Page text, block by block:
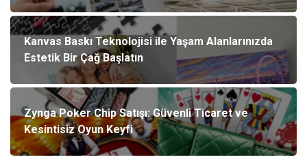
Kanvas Baskı Teknolojisi ile Yaşam Alanlarınızda
Estetik Bir Çağ Başlatın
Zynga Poker Chip Satışı: Güvenli Ticaret ve
Kesintisiz Oyun Keyfi